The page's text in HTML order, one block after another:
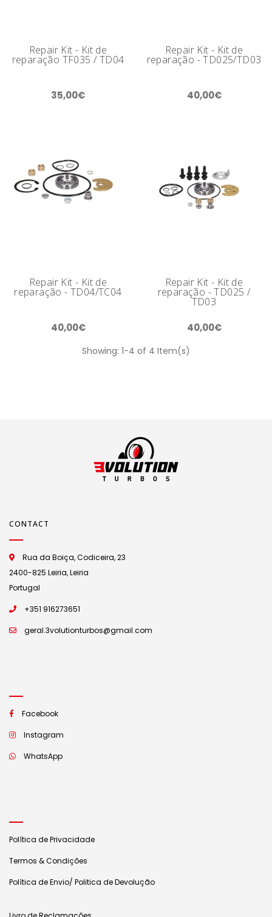
Repair Kit - Kit de
reparação TF035 / TD04
35,00€
Repair Kit - Kit de
reparação - TD025/TD03
40,00€
Repair Kit - Kit de
reparação - TD04/TC04
40,00€
Repair Kit - Kit de
reparação - TD025 /
TD03
40,00€
Showing: 1-4 of 4 Item(s)
CONTACT
Rua da Boiça, Codiceira, 23
2400-825 Leiria, Leiria
Portugal
+351 916273651
geral.3volutionturbos@gmail.com
Facebook
Instagram
WhatsApp
Política de Privacidade
Termos & Condições
Política de Envio/ Politica de Devolução